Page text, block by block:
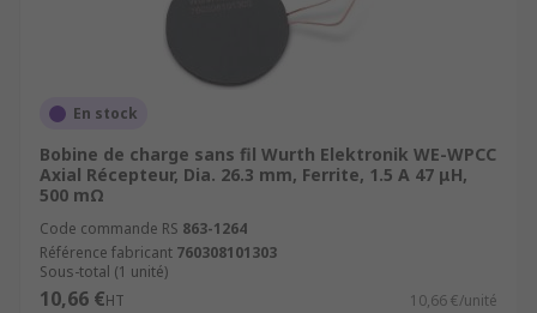
En stock
Bobine de charge sans fil Wurth Elektronik WE-WPCC
Axial Récepteur, Dia. 26.3 mm, Ferrite, 1.5 A 47 μH,
500 mΩ
Code commande RS 863-1264
Référence fabricant 760308101303
Sous-total (1 unité)
10,66 €HT 10,66 €/unité